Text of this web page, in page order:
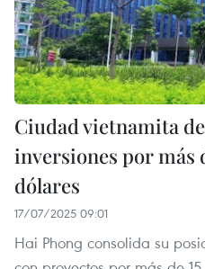
Ciudad vietnamita
inversiones por más
dólares
17/07/2025 09:01
Hai Phong consolida su